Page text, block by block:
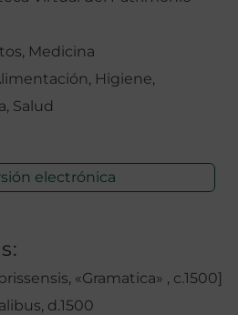
Medicina
Higiene,
Salud
electrónica
«Gramatica» , c.1500]
d.1500